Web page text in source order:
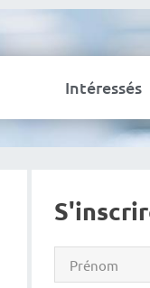
Intéressés